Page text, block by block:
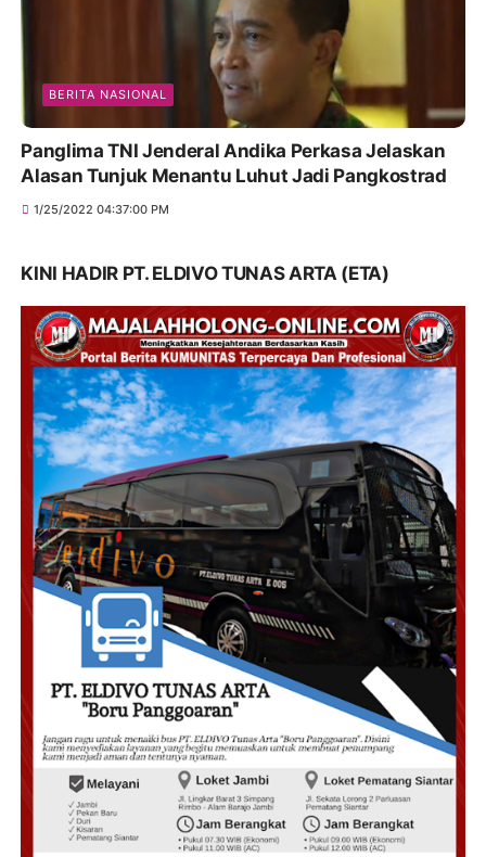
BERITA NASIONAL
Panglima TNI Jenderal Andika Perkasa Jelaskan
Alasan Tunjuk Menantu Luhut Jadi Pangkostrad
1/25/2022 04:37:00 PM
KINI HADIR PT. ELDIVO TUNAS ARTA (ETA)